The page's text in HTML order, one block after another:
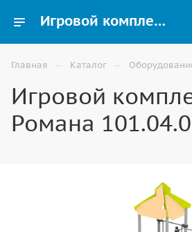
Игровой комплекс Романа 101.04.00-01 купить для улицы в Элисте
Главная — Каталог —
Игровой
Романа